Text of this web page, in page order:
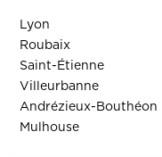
Lyon
Roubaix
Saint-Étienne
Villeurbanne
Andrézieux-Bouthéon
Mulhouse